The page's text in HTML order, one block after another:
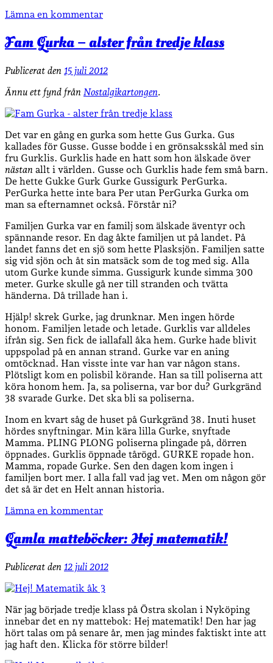
Lämna en kommentar
Fam Gurka – alster från tredje klass
Publicerat den 15 juli 2012
Ännu ett fynd från Nostalgikartongen.
Det var en gång en gurka som hette Gus Gurka. Gus
kallades för Gusse. Gusse bodde i en grönsaksskål med sin
fru Gurklis. Gurklis hade en hatt som hon älskade över
nästan allt i världen. Gusse och Gurklis hade fem små barn.
De hette Gukke Gurk Gurke Gussigurk PerGurka.
PerGurka hette inte bara Per utan PerGurka Gurka om
man sa efternamnet också. Förstår ni?
Familjen Gurka var en familj som älskade äventyr och
spännande resor. En dag åkte familjen ut på landet. På
landet fanns det en sjö som hette Plasksjön. Familjen satte
sig vid sjön och åt sin matsäck som de tog med sig. Alla
utom Gurke kunde simma. Gussigurk kunde simma 300
meter. Gurke skulle gå ner till stranden och tvätta
händerna. Då trillade han i.
Hjälp! skrek Gurke, jag drunknar. Men ingen hörde
honom. Familjen letade och letade. Gurklis var alldeles
ifrån sig. Sen fick de iallafall åka hem. Gurke hade blivit
uppspolad på en annan strand. Gurke var en aning
omtöcknad. Han visste inte var han var någon stans.
Plötsligt kom en polisbil körande. Han sa till poliserna att
köra honom hem. Ja, sa poliserna, var bor du? Gurkgränd
38 svarade Gurke. Det ska bli sa poliserna.
Inom en kvart såg de huset på Gurkgränd 38. Inuti huset
hördes snyftningar. Min kära lilla Gurke, snyftade
Mamma. PLING PLONG poliserna plingade på, dörren
öppnades. Gurklis öppnade tårögd. GURKE ropade hon.
Mamma, ropade Gurke. Sen den dagen kom ingen i
familjen bort mer. I alla fall vad jag vet. Men om någon gör
det så är det en Helt annan historia.
Lämna en kommentar
Gamla matteböcker: Hej matematik!
Publicerat den 12 juli 2012
När jag började tredje klass på Östra skolan i Nyköping
innebar det en ny mattebok: Hej matematik! Den har jag
hört talas om på senare år, men jag mindes faktiskt inte att
jag haft den. Klicka för större bilder!